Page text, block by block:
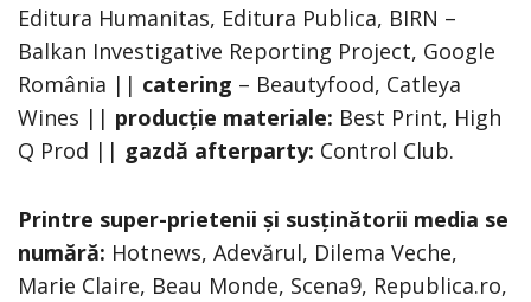
Editura Humanitas, Editura Publica, BIRN –
Balkan Investigative Reporting Project, Google
România || catering – Beautyfood, Catleya
Wines || producție materiale: Best Print, High
Q Prod || gazdă afterparty: Control Club.
Printre super-prietenii și susținătorii media se
numără: Hotnews, Adevărul, Dilema Veche,
Marie Claire, Beau Monde, Scena9, Republica.ro,